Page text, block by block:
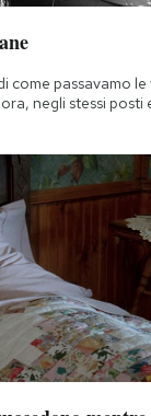
come passavamo
negli stessi posti